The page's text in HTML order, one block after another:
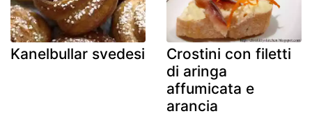
Kanelbullar svedesi
Crostini con filetti
di aringa
affumicata e
arancia